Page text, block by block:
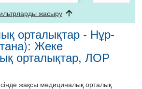
жасыру
орталықтар - Нұр-
Жеке
орталықтар, ЛОР
жақсы медициналық орталық